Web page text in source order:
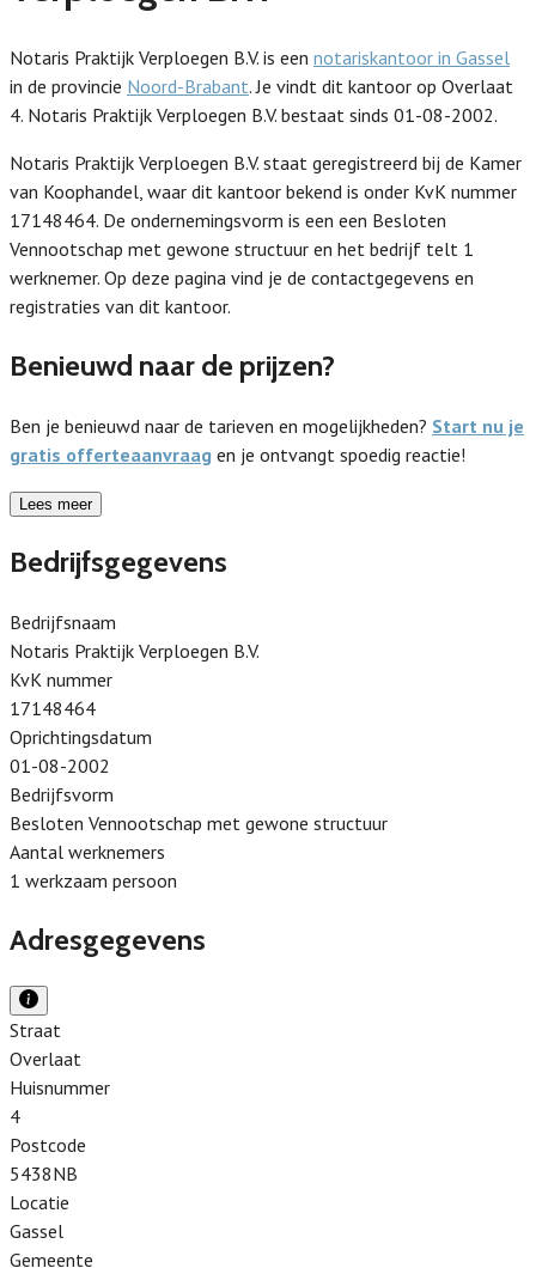
Notaris Praktijk Verploegen B.V. is een notariskantoor in Gassel
in de provincie Noord-Brabant. Je vindt dit kantoor op Overlaat
4. Notaris Praktijk Verploegen B.V. bestaat sinds 01-08-2002.
Notaris Praktijk Verploegen B.V. staat geregistreerd bij de Kamer
van Koophandel, waar dit kantoor bekend is onder KvK nummer
17148464. De ondernemingsvorm is een een Besloten
Vennootschap met gewone structuur en het bedrijf telt 1
werknemer. Op deze pagina vind je de contactgegevens en
registraties van dit kantoor.
Benieuwd naar de prijzen?
Ben je benieuwd naar de tarieven en mogelijkheden? Start nu je
gratis offerteaanvraag en je ontvangt spoedig reactie!
Lees meer
Bedrijfsgegevens
Bedrijfsnaam
Notaris Praktijk Verploegen B.V.
KvK nummer
17148464
Oprichtingsdatum
01-08-2002
Bedrijfsvorm
Besloten Vennootschap met gewone structuur
Aantal werknemers
1 werkzaam persoon
Adresgegevens
Straat
Overlaat
Huisnummer
4
Postcode
5438NB
Locatie
Gassel
Gemeente